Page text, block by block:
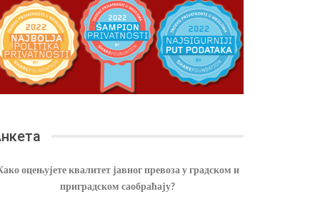
оцењујете квалитет јавног превоза у градском и
приградском саобраћају?